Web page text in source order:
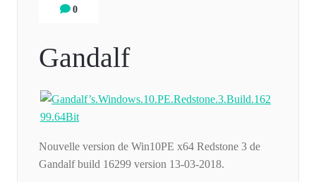
0
Gandalf
Nouvelle version de Win10PE x64 Redstone 3 de
Gandalf build 16299 version 13-03-2018.